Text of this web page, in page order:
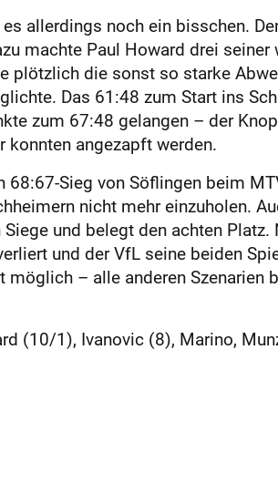
allerdings noch ein bisschen.
machte Paul Howard drei seiner
die sonst so starke
Das 61:48 zum Start ins
zum 67:48 gelangen – der
angezapft werden.
Sieg von Söflingen beim
nicht mehr einzuholen.
und belegt den achten Platz.
und der VfL seine beiden
– alle anderen Szenarien
(10/1), Ivanovic (8), Marino,